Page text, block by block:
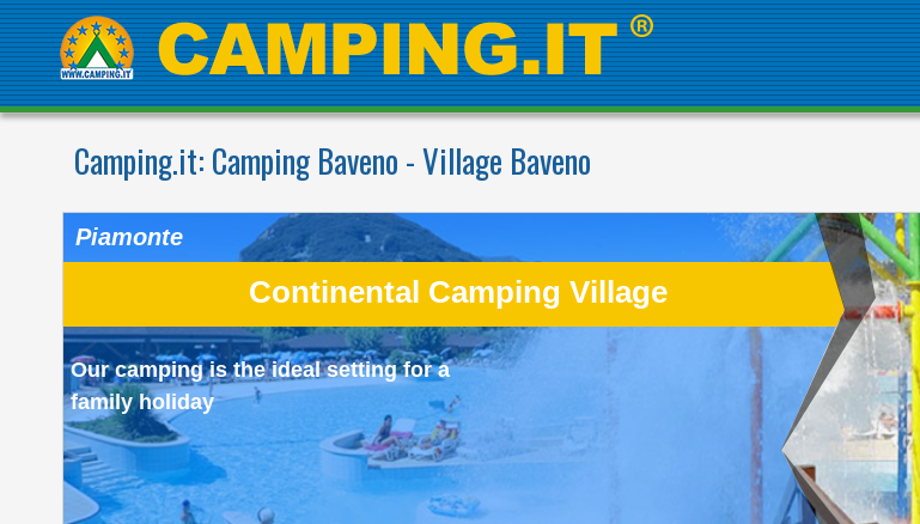
Camping.it: Camping Baveno - Village Baveno
Continental Camping Village
Piamonte
Our camping is the ideal setting for a
family holiday
FIRST 5 STAR